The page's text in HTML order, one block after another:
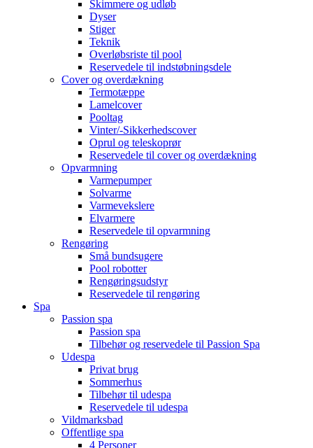
Skimmere og udløb
Dyser
Stiger
Teknik
Overløbsriste til pool
Reservedele til indstøbningsdele
Cover og overdækning
Termotæppe
Lamelcover
Pooltag
Vinter/-Sikkerhedscover
Oprul og teleskoprør
Reservedele til cover og overdækning
Opvarmning
Varmepumper
Solvarme
Varmevekslere
Elvarmere
Reservedele til opvarmning
Rengøring
Små bundsugere
Pool robotter
Rengøringsudstyr
Reservedele til rengøring
Spa
Passion spa
Passion spa
Tilbehør og reservedele til Passion Spa
Udespa
Privat brug
Sommerhus
Tilbehør til udespa
Reservedele til udespa
Vildmarksbad
Offentlige spa
4 Personer